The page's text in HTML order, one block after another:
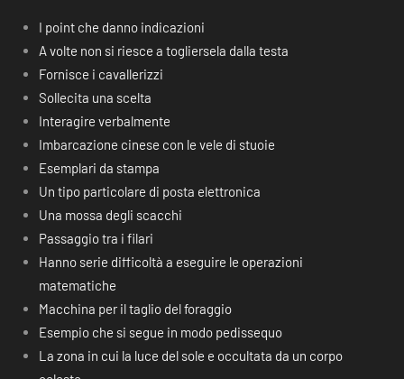
I point che danno indicazioni
A volte non si riesce a togliersela dalla testa
Fornisce i cavallerizzi
Sollecita una scelta
Interagire verbalmente
Imbarcazione cinese con le vele di stuoie
Esemplari da stampa
Un tipo particolare di posta elettronica
Una mossa degli scacchi
Passaggio tra i filari
Hanno serie difficoltà a eseguire le operazioni
matematiche
Macchina per il taglio del foraggio
Esempio che si segue in modo pedissequo
La zona in cui la luce del sole e occultata da un corpo